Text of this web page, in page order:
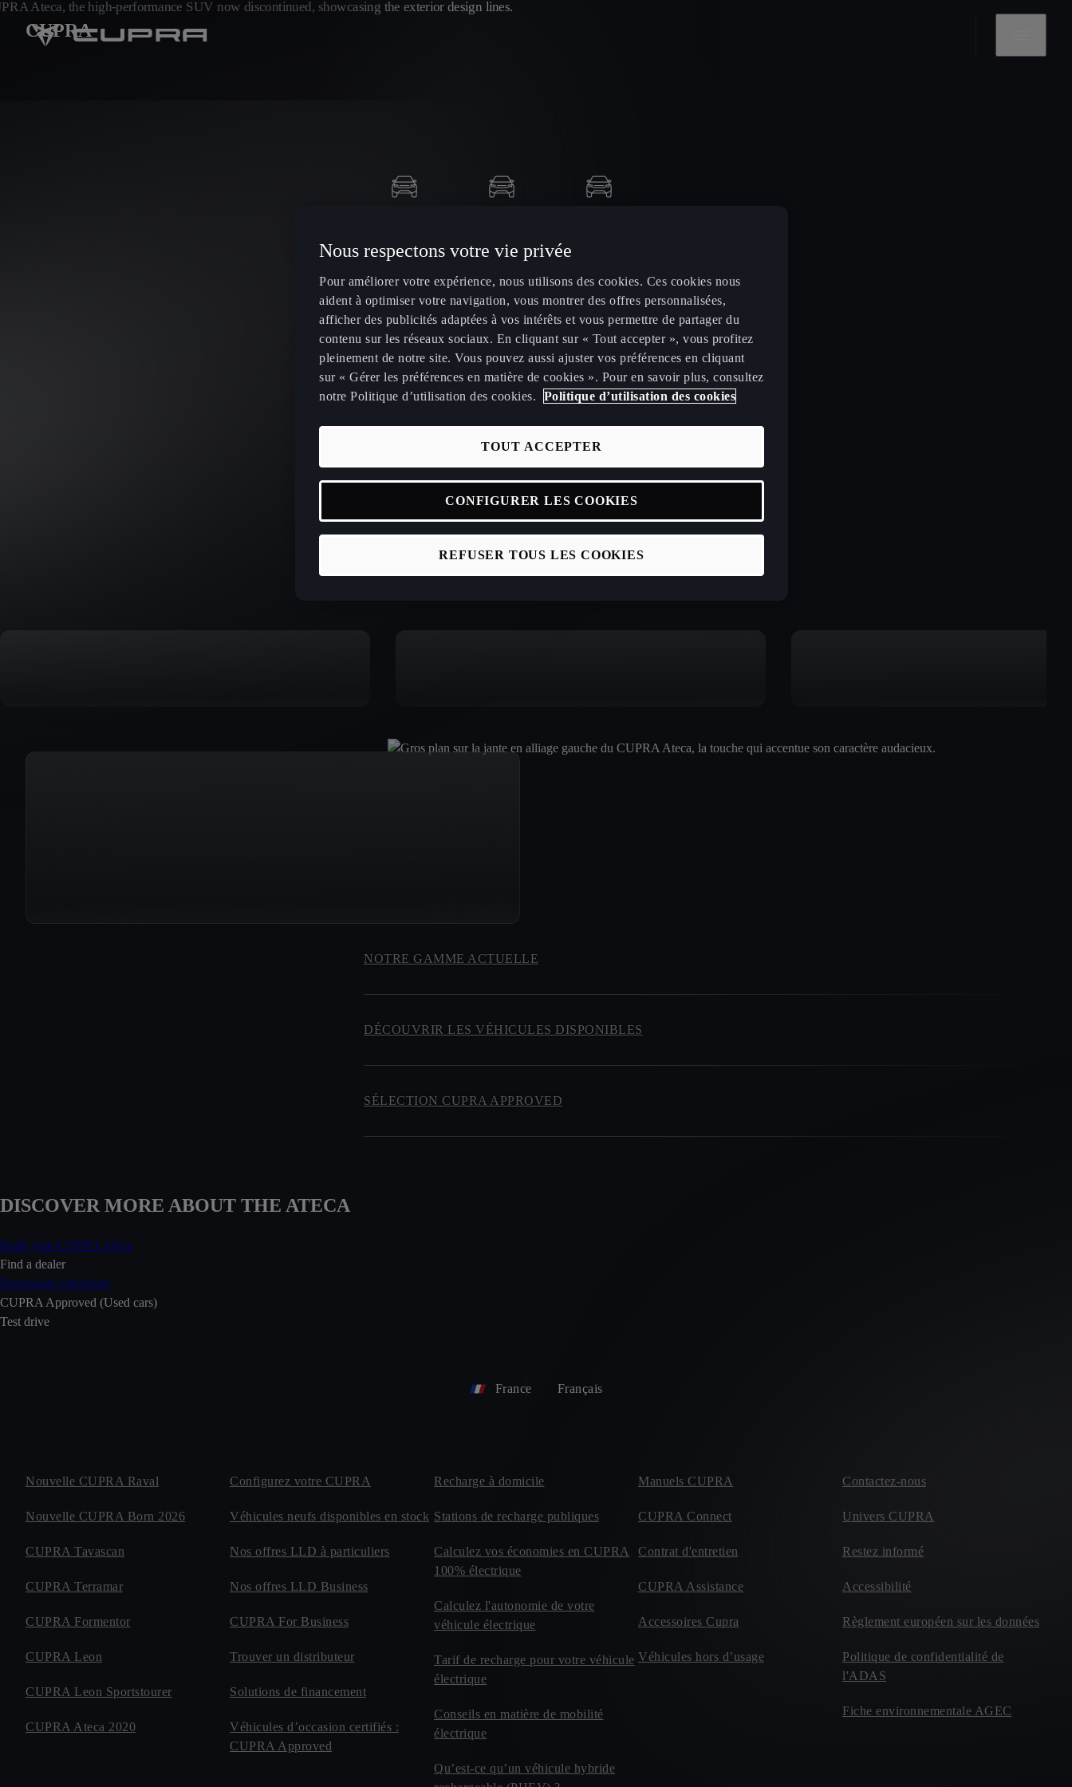
CUPRA
NOTRE GAMME ACTUELLE
DÉCOUVRIR LES VÉHICULES DISPONIBLES
SÉLECTION CUPRA APPROVED
DISCOVER MORE ABOUT THE ATECA
Build your CUPRA Ateca
Find a dealer
Download a brochure
CUPRA Approved (Used cars)
Test drive
France Français
Nouvelle CUPRA Raval
Nouvelle CUPRA Born 2026
CUPRA Tavascan
CUPRA Terramar
CUPRA Formentor
CUPRA Leon
CUPRA Leon Sportstourer
CUPRA Ateca 2020
Configurez votre CUPRA
Véhicules neufs disponibles en stock
Nos offres LLD à particuliers
Nos offres LLD Business
CUPRA For Business
Trouver un distributeur
Solutions de financement
Véhicules d’occasion certifiés :
CUPRA Approved
Recharge à domicile
Stations de recharge publiques
Calculez vos économies en CUPRA
100% électrique
Calculez l'autonomie de votre
véhicule électrique
Tarif de recharge pour votre véhicule
électrique
Conseils en matière de mobilité
électrique
Qu’est-ce qu’un véhicule hybride
Manuels CUPRA
CUPRA Connect
Contrat d'entretien
CUPRA Assistance
Accessoires Cupra
Véhicules hors d’usage
Contactez-nous
Univers CUPRA
Restez informé
Accessibilité
Règlement européen sur les données
Politique de confidentialité de
l'ADAS
Fiche environnementale AGEC
Nous respectons votre vie privée
Pour améliorer votre expérience, nous utilisons des cookies. Ces cookies nous
aident à optimiser votre navigation, vous montrer des offres personnalisées,
afficher des publicités adaptées à vos intérêts et vous permettre de partager du
contenu sur les réseaux sociaux. En cliquant sur « Tout accepter », vous profitez
pleinement de notre site. Vous pouvez aussi ajuster vos préférences en cliquant
sur « Gérer les préférences en matière de cookies ». Pour en savoir plus, consultez
notre Politique d’utilisation des cookies.
Politique d’utilisation des cookies
REFUSER TOUS LES COOKIES
TOUT ACCEPTER
CONFIGURER LES COOKIES